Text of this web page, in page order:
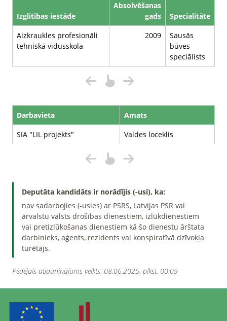
Izglītības iestāde
Absolvēšanas
gads
Specialitāte
Aizkraukles profesionāli
tehniskā vidusskola
2009
Sausās
būves
speciālists
Darbavieta
Amats
SIA "LIL projekts"
Valdes loceklis
Deputāta kandidāts ir norādījis (-usi), ka:
nav sadarbojies (-usies) ar PSRS, Latvijas PSR vai
ārvalstu valsts drošības dienestiem, izlūkdienestiem
vai pretizlūkošanas dienestiem kā šo dienestu ārštata
darbinieks, aģents, rezidents vai konspiratīvā dzīvokļa
turētājs.
Pēdējais atjauninājums veikts: 08.06.2025. plkst. 00:09